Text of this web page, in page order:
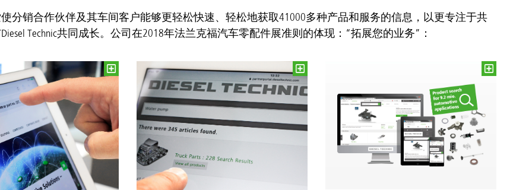
分销合作伙伴及其车间客户能够更轻松快速、轻松地获取41000多种产品和服务的信息，以更专注于共
Technic共同成长。公司在2018年法兰克福汽车零配件展准则的体现：“拓展您的业务”：